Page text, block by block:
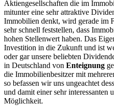
Aktiengesellschaften die im
mitunter eine sehr attraktive
Immobilien denkt, wird gerade im
sehr schnell feststellen, dass
hohen Stellenwert haben. Das
Investition in die Zukunft und ist
oder gar unsere beliebten
in Deutschland von Enteignung
die Immobilienbesitzer mit
so befassen wir uns ungeachtet
und damit einer sehr interessanten
Möglichkeit.